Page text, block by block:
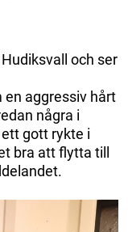
och ser
en aggressiv hårt
några i
gott rykte i
bra att flytta till